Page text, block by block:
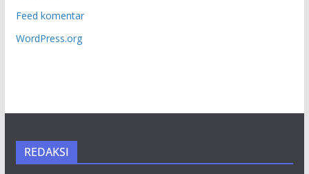
Feed komentar
WordPress.org
REDAKSI